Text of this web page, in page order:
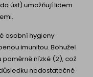
úst) umožňují lidem
osobní hygieny
imunitou. Bohužel
poměrně nízké (2), což
nedostatečné